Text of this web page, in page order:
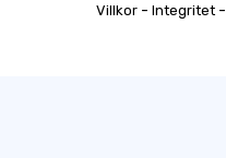
Villkor- Integritet-